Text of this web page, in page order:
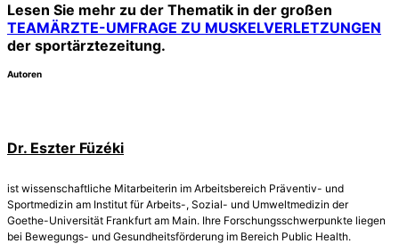
Lesen Sie mehr zu der Thematik in der großen
TEAMÄRZTE-UMFRAGE ZU MUSKELVERLETZUNGEN
der sportärztezeitung.
Autoren
Dr. Eszter Füzéki
ist wissenschaftliche Mitarbeiterin im Arbeitsbereich Präventiv- und
Sportmedizin am Institut für Arbeits-, Sozial- und Umweltmedizin der
Goethe-Universität Frankfurt am Main. Ihre Forschungsschwerpunkte liegen
bei Bewegungs- und Gesundheitsförderung im Bereich Public Health.